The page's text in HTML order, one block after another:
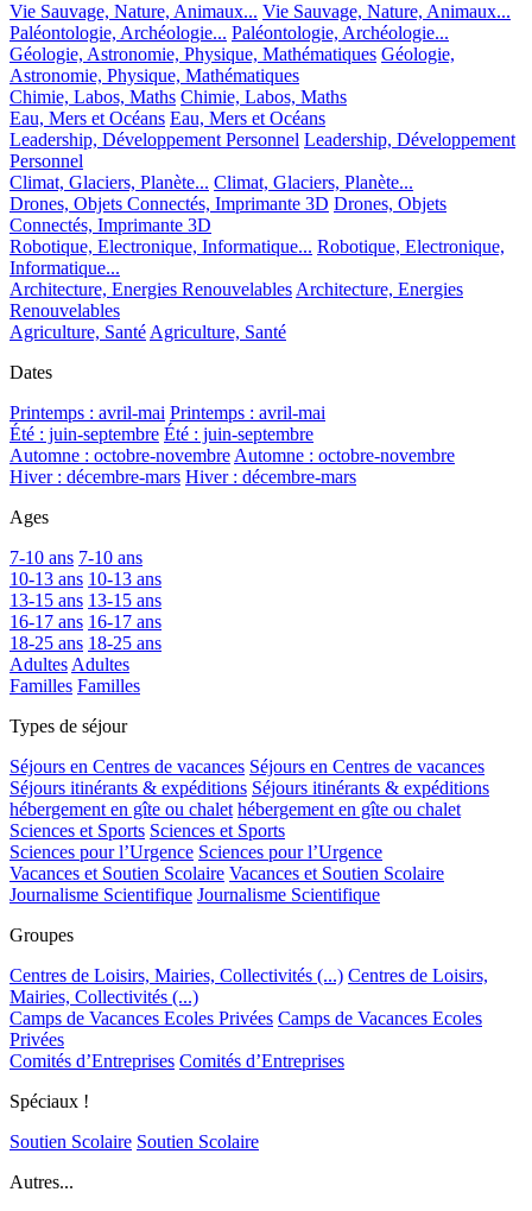
Vie Sauvage, Nature, Animaux... Vie Sauvage, Nature, Animaux...
Paléontologie, Archéologie... Paléontologie, Archéologie...
Géologie, Astronomie, Physique, Mathématiques Géologie,
Astronomie, Physique, Mathématiques
Chimie, Labos, Maths Chimie, Labos, Maths
Eau, Mers et Océans Eau, Mers et Océans
Leadership, Développement Personnel Leadership, Développement
Personnel
Climat, Glaciers, Planète... Climat, Glaciers, Planète...
Drones, Objets Connectés, Imprimante 3D Drones, Objets
Connectés, Imprimante 3D
Robotique, Electronique, Informatique... Robotique, Electronique,
Informatique...
Architecture, Energies RenouvelablesArchitecture, Energies
Renouvelables
Agriculture, SantéAgriculture, Santé
Dates
Printemps : avril-mai Printemps : avril-mai
Été : juin-septembre Été : juin-septembre
Automne : octobre-novembreAutomne : octobre-novembre
Hiver : décembre-mars Hiver : décembre-mars
Ages
7-10 ans 7-10 ans
10-13 ans 10-13 ans
13-15 ans 13-15 ans
16-17 ans 16-17 ans
18-25 ans 18-25 ans
AdultesAdultes
Familles Familles
Types de séjour
Séjours en Centres de vacances Séjours en Centres de vacances
Séjours itinérants & expéditions Séjours itinérants & expéditions
hébergement en gîte ou chalet hébergement en gîte ou chalet
Sciences et Sports Sciences et Sports
Sciences pour l’Urgence Sciences pour l’Urgence
Vacances et Soutien Scolaire Vacances et Soutien Scolaire
Journalisme Scientifique Journalisme Scientifique
Groupes
Centres de Loisirs, Mairies, Collectivités (...) Centres de Loisirs,
Mairies, Collectivités (...)
Camps de Vacances Ecoles Privées Camps de Vacances Ecoles
Privées
Comités d’Entreprises Comités d’Entreprises
Spéciaux !
Soutien Scolaire Soutien Scolaire
Autres...